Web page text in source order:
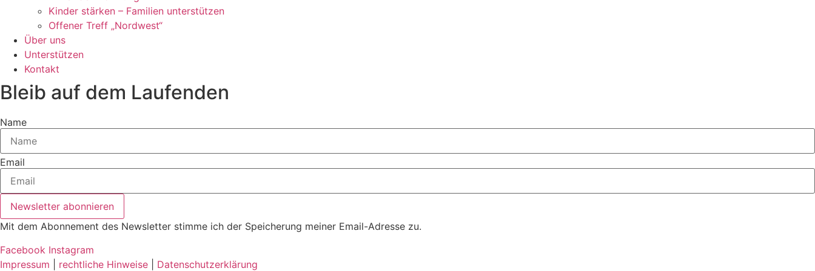
Kinder stärken – Familien unterstützen
Offener Treff „Nordwest“
Über uns
Unterstützen
Kontakt
Bleib auf dem Laufenden
Name
Email
Newsletter abonnieren
Mit dem Abonnement des Newsletter stimme ich der Speicherung meiner Email-Adresse zu.
Facebook Instagram
Impressum
rechtliche Hinweise Datenschutzerklärung